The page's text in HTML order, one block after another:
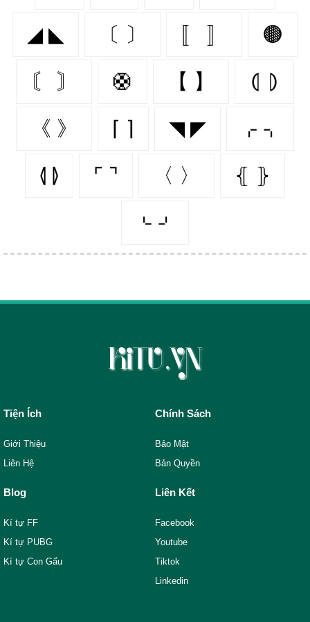
◢ ◣ 〔 〕 🟤
〘 〙 🛟 【 】 ⦇ ⦈
《 》 ⌈ ⌉ ◥ ◤ ⌌ ⌍
⦉ ⦊ ⌜ ⌝ 〈 〉 ⦃ ⦄
⌎ ⌏
Tiện Ích
Giới Thiệu
Liên Hệ
Chính Sách
Bảo Mật
Bản Quyền
Blog
Kí tự FF
Kí tự PUBG
Kí tự Con Gấu
Liên Kết
Facebook
Youtube
Tiktok
Linkedin